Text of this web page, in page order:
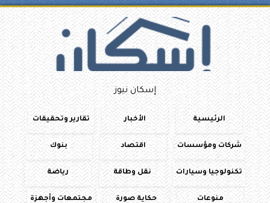
إسكان نيوز
الرئيسية الأخبار تقارير وتحقيقات
شركات ومؤسسات اقتصاد بنوك
تكنولوجيا وسيارات نقل وطاقة رياضة
منوعات حكاية صورة مجتمعات وأجهزة